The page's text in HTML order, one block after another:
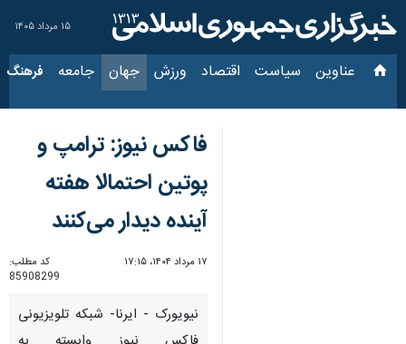
۱۵ مرداد ۱۴۰۵
عناوین‌ سیاست اقتصاد ورزش جهان جامعه فرهنگ
فاکس نیوز: ترامپ و
پوتین احتمالا هفته
آینده دیدار می‌کنند
۱۷ مرداد ۱۴۰۴، ۱۷:۱۵
کد مطلب:
85908299
نیویورک - ایرنا- شبکه تلویزیونی